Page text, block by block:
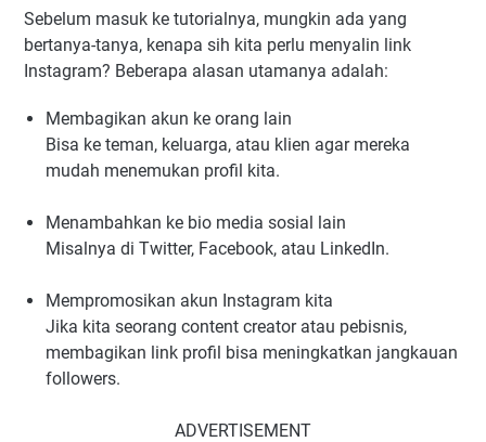
Sebelum masuk ke tutorialnya, mungkin ada yang
bertanya-tanya, kenapa sih kita perlu menyalin link
Instagram? Beberapa alasan utamanya adalah:
Membagikan akun ke orang lain
Bisa ke teman, keluarga, atau klien agar mereka
mudah menemukan profil kita.
Menambahkan ke bio media sosial lain
Misalnya di Twitter, Facebook, atau LinkedIn.
Mempromosikan akun Instagram kita
Jika kita seorang content creator atau pebisnis,
membagikan link profil bisa meningkatkan jangkauan
followers.
ADVERTISEMENT